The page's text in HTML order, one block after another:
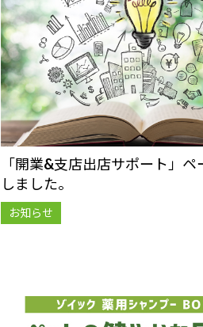
「開業&支店出店サポート」ペ
しました。
お知らせ